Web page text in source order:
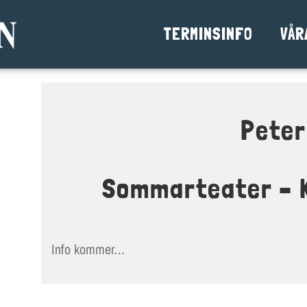
TERMINSINFO
Sommarteater –
Info kommer…